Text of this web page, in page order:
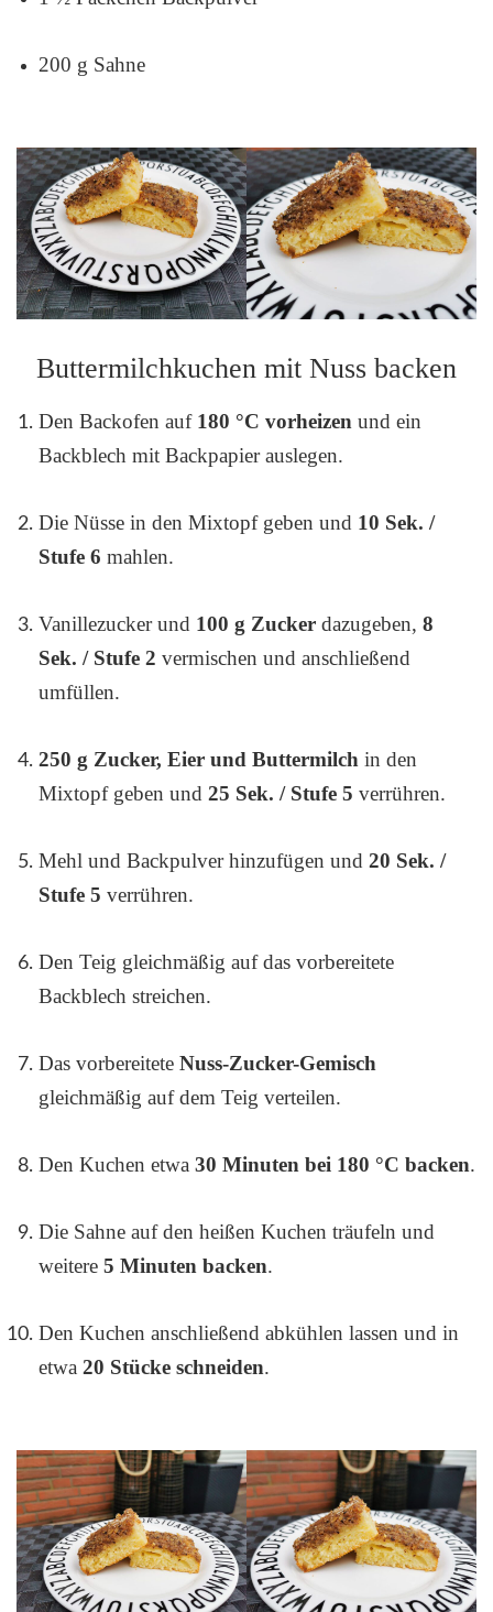
200 g Sahne
Buttermilchkuchen mit Nuss backen
Den Backofen auf 180 °C vorheizen und ein
Backblech mit Backpapier auslegen.
Die Nüsse in den Mixtopf geben und 10 Sek. /
Stufe 6 mahlen.
Vanillezucker und 100 g Zucker dazugeben, 8
Sek. / Stufe 2 vermischen und anschließend
umfüllen.
250 g Zucker, Eier und Buttermilch in den
Mixtopf geben und 25 Sek. / Stufe 5 verrühren.
Mehl und Backpulver hinzufügen und 20 Sek. /
Stufe 5 verrühren.
Den Teig gleichmäßig auf das vorbereitete
Backblech streichen.
Das vorbereitete Nuss-Zucker-Gemisch
gleichmäßig auf dem Teig verteilen.
Den Kuchen etwa 30 Minuten bei 180 °C backen.
Die Sahne auf den heißen Kuchen träufeln und
weitere 5 Minuten backen.
Den Kuchen anschließend abkühlen lassen und in
etwa 20 Stücke schneiden.